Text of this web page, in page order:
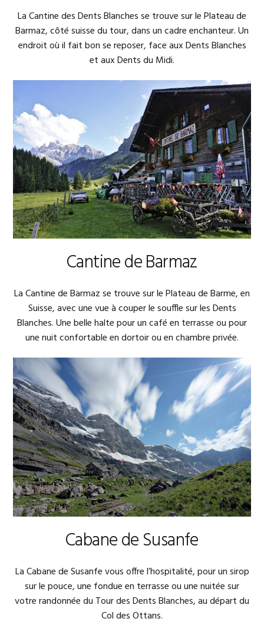
La Cantine des Dents Blanches se trouve sur le Plateau de
Barmaz, côté suisse du tour, dans un cadre enchanteur. Un
endroit où il fait bon se reposer, face aux Dents Blanches
et aux Dents du Midi.
Cantine de Barmaz
La Cantine de Barmaz se trouve sur le Plateau de Barme, en
Suisse, avec une vue à couper le souffle sur les Dents
Blanches. Une belle halte pour un café en terrasse ou pour
une nuit confortable en dortoir ou en chambre privée.
Cabane de Susanfe
La Cabane de Susanfe vous offre l’hospitalité, pour un sirop
sur le pouce, une fondue en terrasse ou une nuitée sur
votre randonnée du Tour des Dents Blanches, au départ du
Col des Ottans.